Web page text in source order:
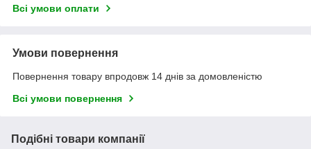
Всі умови оплати
Умови повернення
Повернення товару впродовж 14 днів за домовленістю
Всі умови повернення
Подібні товари компанії